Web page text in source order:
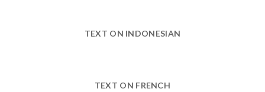
TEXT ON INDONESIAN
TEXT ON FRENCH